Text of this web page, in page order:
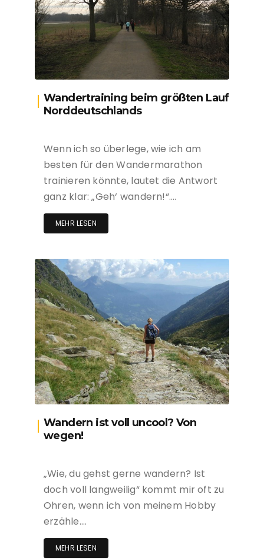
Wandertraining beim größten Lauf
Norddeutschlands
Wenn ich so überlege, wie ich am
besten für den Wandermarathon
trainieren könnte, lautet die Antwort
ganz klar: „Geh‘ wandern!“….
MEHR LESEN
Wandern ist voll uncool? Von
wegen!
„Wie, du gehst gerne wandern? Ist
doch voll langweilig“ kommt mir oft zu
Ohren, wenn ich von meinem Hobby
erzähle….
MEHR LESEN